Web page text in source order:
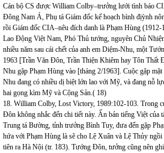
Cán bộ CS được William Colby–trưởng lưới tình báo
Đông Nam Á, Phụ tá Giám đốc kế hoạch bình địỳnh
rồi Giám đốc CIA–nêu đích danh là Phạm Hùng
Lao Động Việt Nam, Phó Thủ tướng, nguyên Chủ
nhiều năm sau cái chết của anh em Diệm-Nhu, một
1963 [Trần Văn Đôn, Trần Thiện Khiêm hay Tôn Thất
Nhu gặp Phạm Hùng vào [tháng 2/1963]. Cuộc gặp
Nhu đang có nhiều dị biệt lớn lao với Mỹ, và đang nỗ
hai gọng kìm Mỹ và Cộng Sản.( 18)
18. William Colby, Lost Victory, 1989:102-103. Trong
Đôn không nhắc đến chi tiết này. Ấn bản tiếng Việt của
Trung tá Bường, tỉnh trưởng Bình Tuy, đưa đến gặp
hứa với Phạm Hùng là sẽ cho Lệ Xuân và Lệ Thủy
tiên ra Hà Nội (tr. 183). Tướng Đôn, tưởng cũng nên